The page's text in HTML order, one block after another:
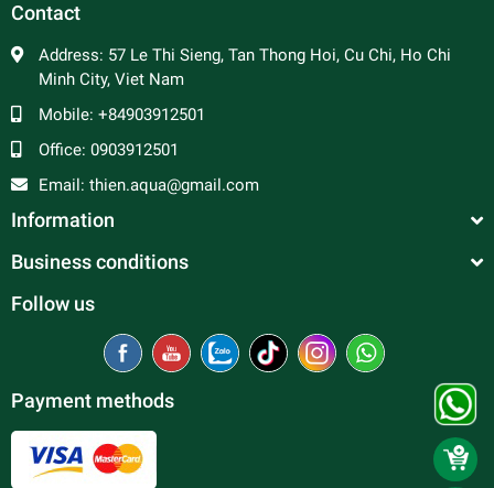
Contact
Address: 57 Le Thi Sieng, Tan Thong Hoi, Cu Chi, Ho Chi
Minh City, Viet Nam
Mobile: +84903912501
Office: 0903912501
Email: thien.aqua@gmail.com
Information
Business conditions
Follow us
Payment methods